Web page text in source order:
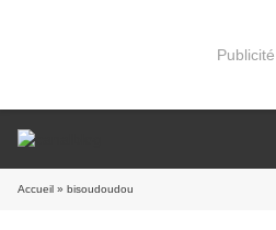
Publicité
Accueil » bisoudoudou